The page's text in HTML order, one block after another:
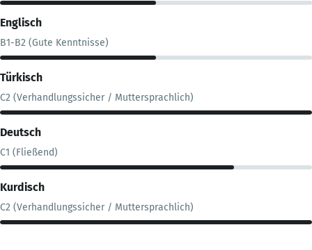
Englisch
B1-B2 (Gute Kenntnisse)
Türkisch
C2 (Verhandlungssicher / Muttersprachlich)
Deutsch
C1 (Fließend)
Kurdisch
C2 (Verhandlungssicher / Muttersprachlich)